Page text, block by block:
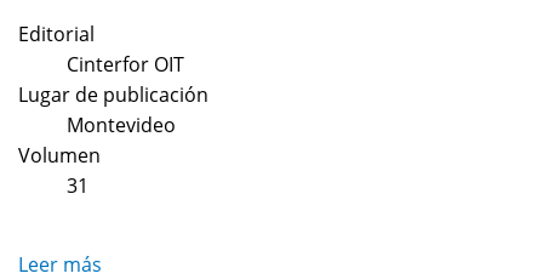
Editorial
Cinterfor OIT
Lugar de publicación
Montevideo
Volumen
31
Leer más